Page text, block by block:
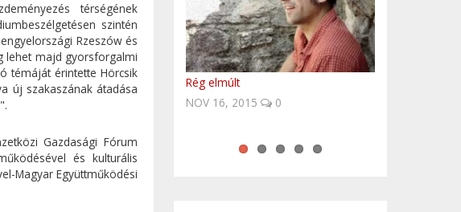
térségének
szintén
Rzeszów és
lehet majd gyorsforgalmi
témáját érintette Hörcsik
új szakaszának átadása
Gazdasági Fórum
és kulturális
Magyar Együttműködési
Rég elmúlt
NOV 16, 2015
0
Fedezd fel Lengyelországot!
Oceana - Endless Summer
UNESCO világörökségi helyek
Csehországban
Evanescence - Weight Of The World
(Budapest, 18 of June 2012) LIVE